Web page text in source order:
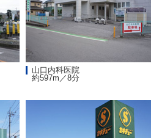
山口内科医院
約597m／8分